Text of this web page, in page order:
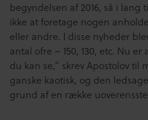
begyndelsen af ​​2016, så i
ikke at foretage nogen
eller andre. I disse nyheder
antal ofre – 150, 130, etc. Nu er
du kan se,” skrev Apostolov til
ganske kaotisk, og den
grund af en række